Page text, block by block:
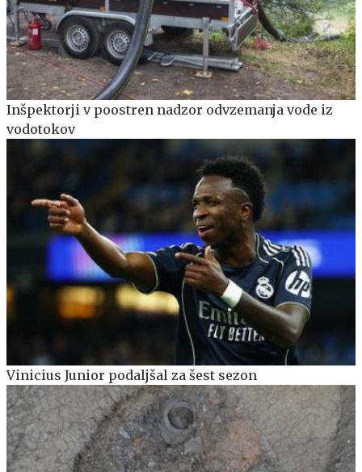
Inšpektorji v poostren nadzor odvzemanja vode iz
vodotokov
Vinicius Junior podaljšal za šest sezon